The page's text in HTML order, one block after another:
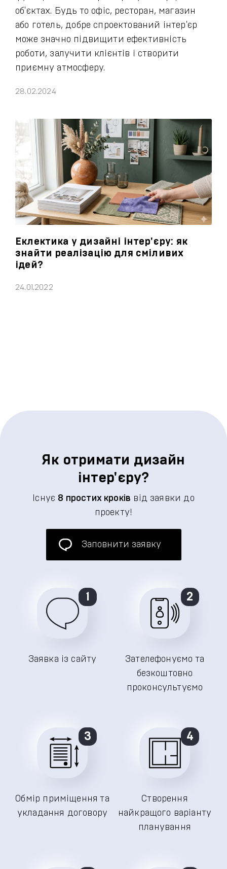
об'єктах. Будь то офіс, ресторан, магазин
або готель, добре спроектований інтер'єр
може значно підвищити ефективність
роботи, залучити клієнтів і створити
приємну атмосферу.
28.02.2024
Еклектика у дизайні інтер'єру: як
знайти реалізацію для сміливих
ідей?
24.01.2022
Як отримати дизайн
інтер'єру?
Існує 8 простих кроків від заявки до
проекту!
Заповнити заявку
1
Заявка із сайту
2
Зателефонуємо та
безкоштовно
проконсультуємо
3
Обмір приміщення та
укладання договору
4
Створення
найкращого варіанту
планування